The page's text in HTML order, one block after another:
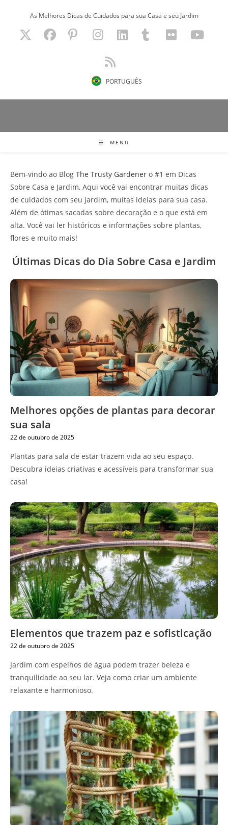
As Melhores Dicas de Cuidados para sua Casa e seu Jardim
PORTUGUÊS
MENU
Bem-vindo ao Blog The Trusty Gardener o #1 em Dicas
Sobre Casa e Jardim, Aqui você vai encontrar muitas dicas
de cuidados com seu jardim, muitas ideias para sua casa.
Além de ótimas sacadas sobre decoração e o que está em
alta. Você vai ler históricos e informações sobre plantas,
flores e muito mais!
Últimas Dicas do Dia Sobre Casa e Jardim
Melhores opções de plantas para decorar
sua sala
22 de outubro de 2025
Plantas para sala de estar trazem vida ao seu espaço.
Descubra ideias criativas e acessíveis para transformar sua
casa!
Elementos que trazem paz e sofisticação
22 de outubro de 2025
Jardim com espelhos de água podem trazer beleza e
tranquilidade ao seu lar. Veja como criar um ambiente
relaxante e harmonioso.